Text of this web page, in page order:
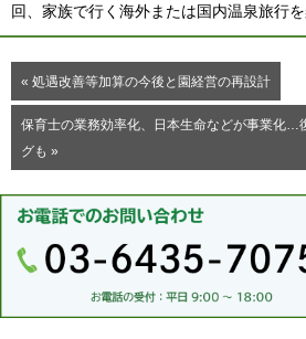
回、家族で行く海外または国内温泉旅行を
« 処遇改善等加算の今後と園経営の再設計
保育士の業務効率化、日本生命などが事業化…
グも »